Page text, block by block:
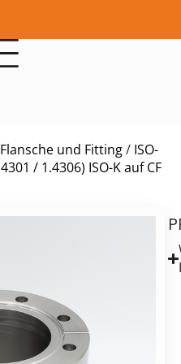
Flansche und Fitting/ ISO-
/ 1.4306) ISO-K auf CF